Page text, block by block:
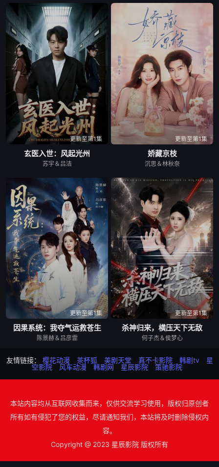
更新至第1集
玄医入世：风起光州
苏宇＆吕洁
更新至第1集
娇藏京枝
沉思＆林秋奈
更新至第1集
因果系统：我夺气运救苍生
陈景赫＆吕彦霏
更新至第1集
杀神归来，横压天下无敌
何子杰＆侯梦心
友情链接： 樱花动漫 茶杯狐 美剧天堂 真不卡影院 韩剧tv
星
空影院
风车动漫 韩剧网 星辰影院 策驰影院
本站内容均从互联网收集而来，仅供交流学习使用，版权归原创者
所有如有侵犯了您的权益，尽请通知我们，本站将及时删除侵权内
容。
Copyright @ 2023 星辰影院 版权所有